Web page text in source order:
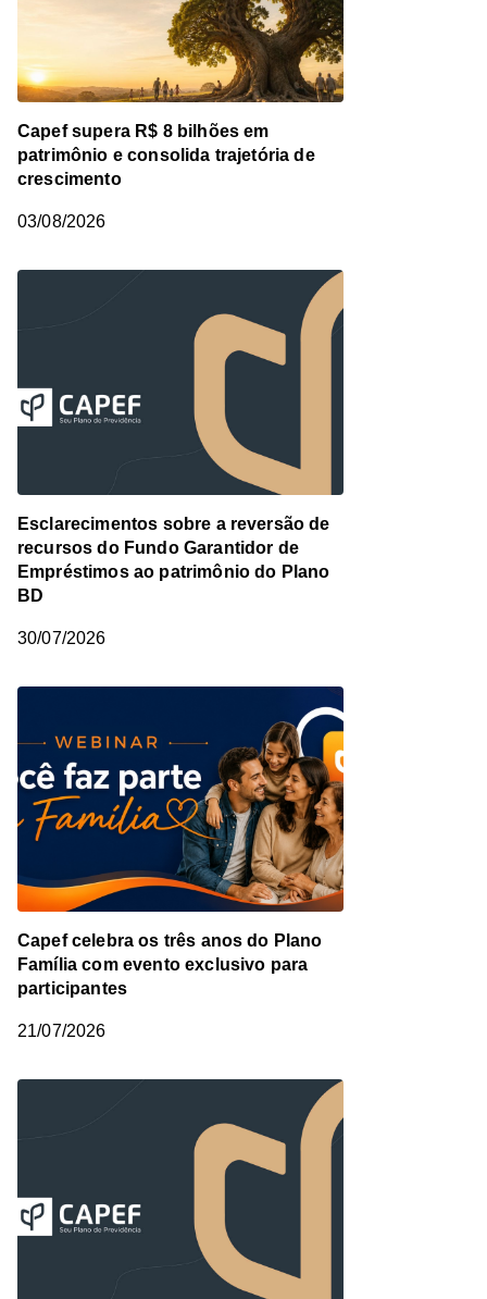
Capef supera R$ 8 bilhões em
patrimônio e consolida trajetória de
crescimento
03/08/2026
Esclarecimentos sobre a reversão de
recursos do Fundo Garantidor de
Empréstimos ao patrimônio do Plano
BD
30/07/2026
Capef celebra os três anos do Plano
Família com evento exclusivo para
participantes
21/07/2026